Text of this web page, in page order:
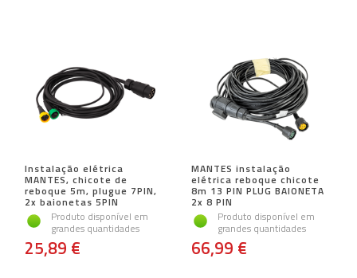
Instalação elétrica
MANTES, chicote de
reboque 5m, plugue 7PIN,
2x baionetas 5PIN
Produto disponível em
grandes quantidades
25,89 €
MANTES instalação
elétrica reboque chicote
8m 13 PIN PLUG BAIONETA
2x 8 PIN
Produto disponível em
grandes quantidades
66,99 €